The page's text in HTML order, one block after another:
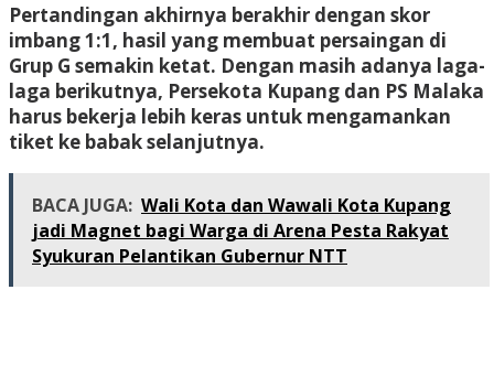
Pertandingan akhirnya berakhir dengan skor
imbang 1:1, hasil yang membuat persaingan di
Grup G semakin ketat. Dengan masih adanya laga-
laga berikutnya, Persekota Kupang dan PS Malaka
harus bekerja lebih keras untuk mengamankan
tiket ke babak selanjutnya.
BACA JUGA: Wali Kota dan Wawali Kota Kupang
jadi Magnet bagi Warga di Arena Pesta Rakyat
Syukuran Pelantikan Gubernur NTT